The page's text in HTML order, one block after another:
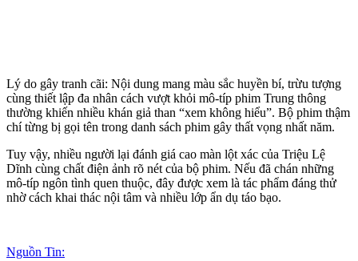
Lý do gây tranh cãi: Nội dung mang màu sắc huyền bí, trừu tượng
cùng thiết lập đa nhân cách vượt khỏi mô-típ phim Trung thông
thường khiến nhiều khán giả than “xem không hiểu”. Bộ phim thậm
chí từng bị gọi tên trong danh sách phim gây thất vọng nhất năm.
Tuy vậy, nhiều người lại đánh giá cao màn lột xác của Triệu Lệ
Dĩnh cùng chất điện ảnh rõ nét của bộ phim. Nếu đã chán những
mô-típ ngôn tình quen thuộc, đây được xem là tác phẩm đáng thử
nhờ cách khai thác nội tâm và nhiều lớp ẩn dụ táo bạo.
Nguồn Tin: